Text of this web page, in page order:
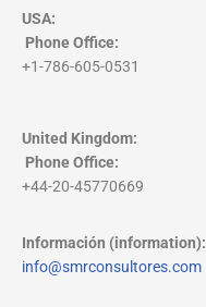
USA:
Phone Office:
+1-786-605-0531
United Kingdom:
Phone Office:
+44-20-45770669
Información (information):
info@smrconsultores.com